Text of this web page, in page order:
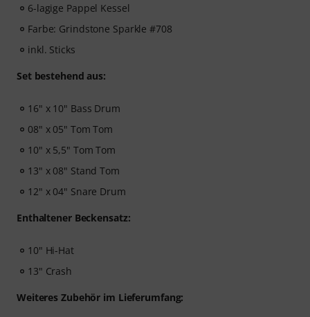
6-lagige Pappel Kessel
Farbe: Grindstone Sparkle #708
inkl. Sticks
Set bestehend aus:
16" x 10" Bass Drum
08" x 05" Tom Tom
10" x 5,5" Tom Tom
13" x 08" Stand Tom
12" x 04" Snare Drum
Enthaltener Beckensatz:
10" Hi-Hat
13" Crash
Weiteres Zubehör im Lieferumfang: